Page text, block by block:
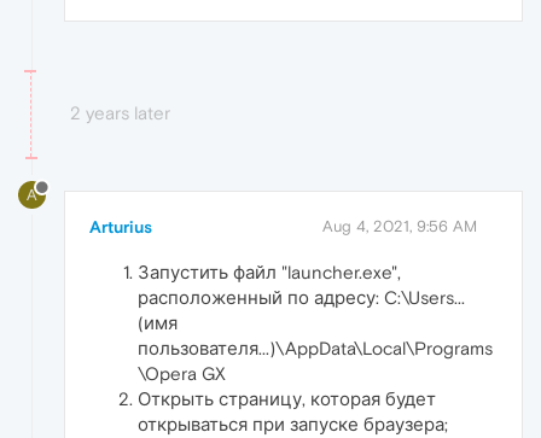
2 years later
A
Arturius Aug 4, 2021, 9:56 AM
Запустить файл "launcher.exe",
расположенный по адресу: C:\Users...
(имя
пользователя...)\AppData\Local\Programs
\Opera GX
Открыть страницу, которая будет
открываться при запуске браузера;